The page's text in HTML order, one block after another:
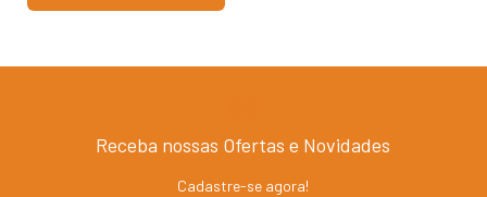
Receba nossas Ofertas e Novidades
Cadastre-se agora!